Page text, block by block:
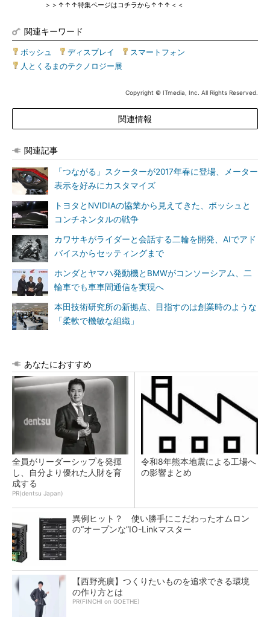
＞＞↑↑↑特集ページはコチラから↑↑↑＜＜
関連キーワード
ボッシュ ディスプレイ スマートフォン
人とくるまのテクノロジー展
Copyright © ITmedia, Inc. All Rights Reserved.
関連情報
関連記事
「つながる」スクーターが2017年春に登場、メーター
表示を好みにカスタマイズ
トヨタとNVIDIAの協業から見えてきた、ボッシュと
コンチネンタルの戦争
カワサキがライダーと会話する二輪を開発、AIでアド
バイスからセッティングまで
ホンダとヤマハ発動機とBMWがコンソーシアム、二
輪車でも車車間通信を実現へ
本田技術研究所の新拠点、目指すのは創業時のような
「柔軟で機敏な組織」
あなたにおすすめ
全員がリーダーシップを発揮
し、自分より優れた人財を育
成する
PR(dentsu Japan)
令和8年熊本地震による工場へ
の影響まとめ
異例ヒット？ 使い勝手にこだわったオムロン
の“オープンな”IO-Linkマスター
【西野亮廣】つくりたいものを追求できる環境
の作り方とは
PR(FINCHI on GOETHE)